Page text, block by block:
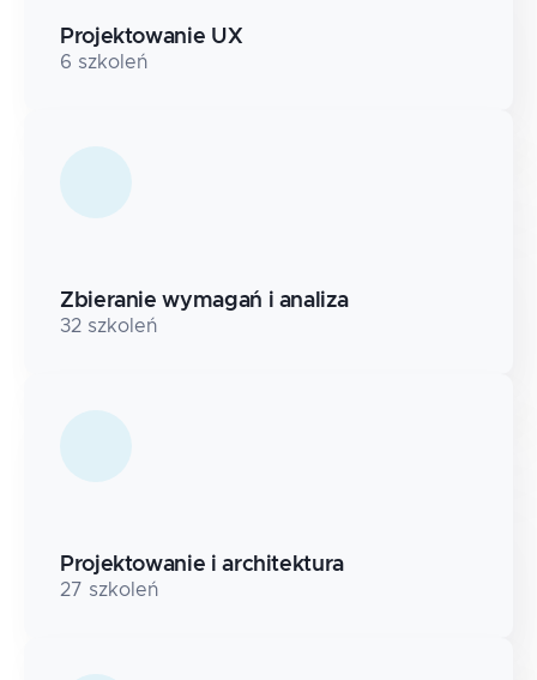
Projektowanie UX
6 szkoleń
Zbieranie wymagań i analiza
32 szkoleń
Projektowanie i architektura
27 szkoleń